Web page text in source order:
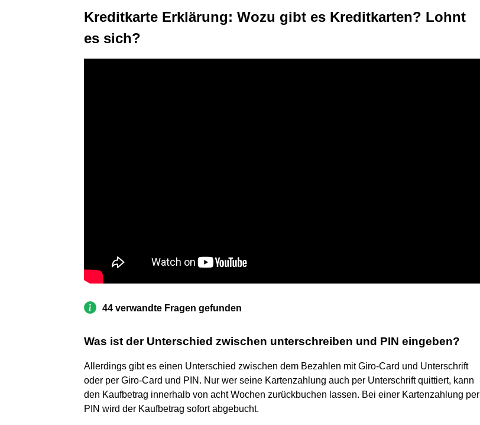
Kreditkarte Erklärung: Wozu gibt es Kreditkarten? Lohnt
es sich?
44 verwandte Fragen gefunden
Was ist der Unterschied zwischen unterschreiben und PIN eingeben?
Allerdings gibt es einen Unterschied zwischen dem Bezahlen mit Giro-Card und Unterschrift
oder per Giro-Card und PIN. Nur wer seine Kartenzahlung auch per Unterschrift quittiert, kann
den Kaufbetrag innerhalb von acht Wochen zurückbuchen lassen. Bei einer Kartenzahlung per
PIN wird der Kaufbetrag sofort abgebucht.